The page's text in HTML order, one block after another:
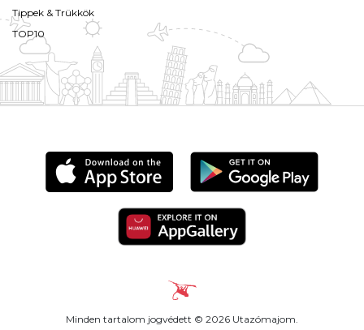
Tippek & Trükkök
TOP10
Minden tartalom jogvédett © 2026 Utazómajom.